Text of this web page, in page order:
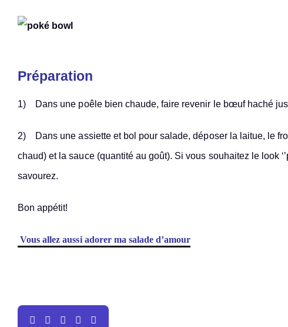
Préparation
1) Dans une poêle bien chaude, faire revenir le bœuf haché
2) Dans une assiette et bol pour salade, déposer la laitue, le
chaud) et la sauce (quantité au goût). Si vous souhaitez le look
savourez.
Bon appétit!
Vous allez aussi adorer ma salade d’amour